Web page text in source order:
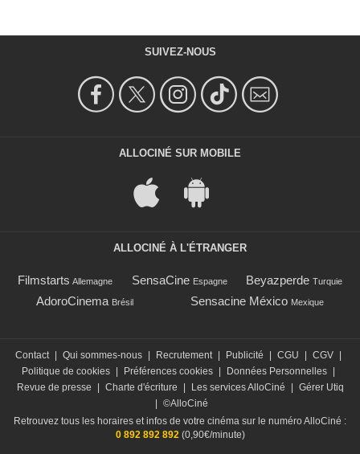
SUIVEZ-NOUS
ALLOCINÉ SUR MOBILE
ALLOCINÉ À L'ÉTRANGER
Filmstarts Allemagne SensaCine Espagne Beyazperde Turquie
AdoroCinema Brésil Sensacine México Mexique
Contact Qui sommes-nous Recrutement Publicité CGU CGV
Politique de cookies
Préférences cookies Données Personnelles
Revue de presse
Charte d'écriture Les services AlloCiné
Gérer Utiq
©AlloCiné
Retrouvez tous les horaires et infos de votre cinéma sur le numéro AlloCiné :
0 892 892 892(0,90€/minute)